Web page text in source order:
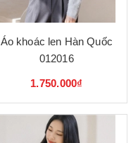
Áo khoác len Hàn Quốc
012016
1.750.000₫